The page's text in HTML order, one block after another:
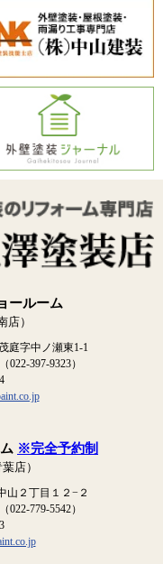
ールーム
店）
庭字中ノ瀬東1-1
022-397-9323）
※完全予約制
店）
山２丁目１２−２
022-779-5542）